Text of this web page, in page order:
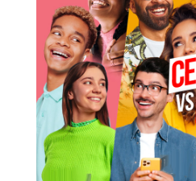
Todos
Nuevos Perfiles de
Consumo